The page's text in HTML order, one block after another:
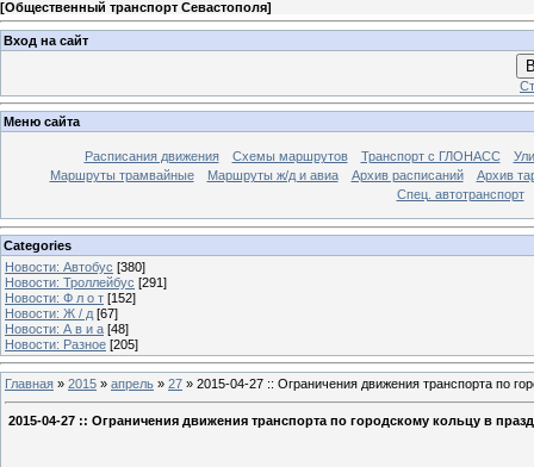
[Общественный транспорт Севастополя]
Вход на сайт
Меню сайта
Расписания движения Схемы маршрутов Транспорт с ГЛОНАСС
Маршруты трамвайные
Маршруты ж/д и авиа Архив расписаний
Архив
Спец. автотранспорт
Categories
Новости: Автобус [380]
Новости: Троллейбус [291]
Новости: Ф л о т [152]
Новости: Ж / д [67]
Новости: А в и а [48]
Новости: Разное [205]
Главная » 2015 » апрель » 27 » 2015-04-27 :: Ограничения движения транспорта по
2015-04-27 :: Ограничения движения транспорта по городскому кольцу в